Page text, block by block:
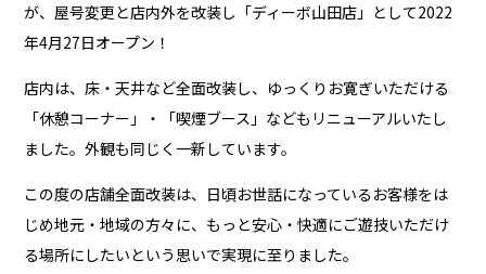
が、屋号変更と店内外を改装し「ディーボ山田店」として2022
年4月27日オープン！
店内は、床・天井など全面改装し、ゆっくりお寛ぎいただける
「休憩コーナー」・「喫煙ブース」などもリニューアルいたし
ました。外観も同じく一新しています。
この度の店舗全面改装は、日頃お世話になっているお客様をは
じめ地元・地域の方々に、もっと安心・快適にご遊技いただけ
る場所にしたいという思いで実現に至りました。